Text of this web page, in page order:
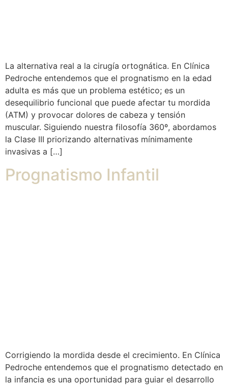
La alternativa real a la cirugía ortognática. En Clínica
Pedroche entendemos que el prognatismo en la edad
adulta es más que un problema estético; es un
desequilibrio funcional que puede afectar tu mordida
(ATM) y provocar dolores de cabeza y tensión
muscular. Siguiendo nuestra filosofía 360º, abordamos
la Clase III priorizando alternativas mínimamente
invasivas a […]
Prognatismo Infantil
Corrigiendo la mordida desde el crecimiento. En Clínica
Pedroche entendemos que el prognatismo detectado en
la infancia es una oportunidad para guiar el desarrollo